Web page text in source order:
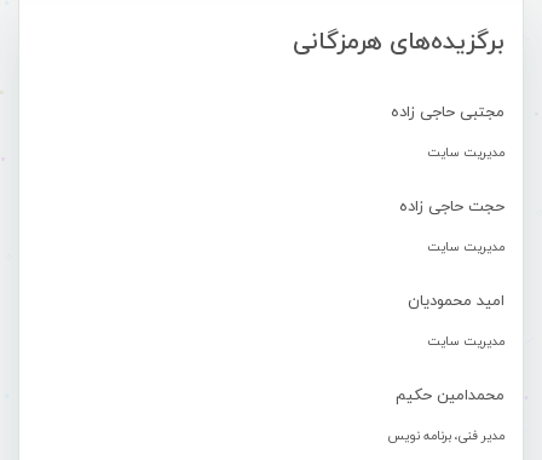
برگزیده‌های هرمزگانی
مجتبی حاجی زاده
مدیریت سایت
حجت حاجی زاده
مدیریت سایت
امید محمودیان
مدیریت سایت
محمدامین حکیم
مدیر فنی، برنامه نویس